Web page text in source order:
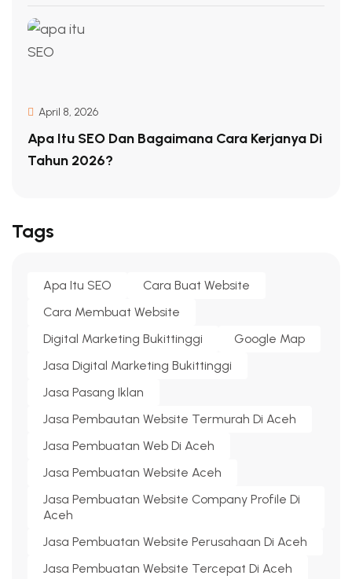
April 8, 2026
Apa Itu SEO Dan Bagaimana Cara Kerjanya Di
Tahun 2026?
Tags
Apa Itu SEO
Cara Buat Website
Cara Membuat Website
Digital Marketing Bukittinggi
Google Map
Jasa Digital Marketing Bukittinggi
Jasa Pasang Iklan
Jasa Pembautan Website Termurah Di Aceh
Jasa Pembuatan Web Di Aceh
Jasa Pembuatan Website Aceh
Jasa Pembuatan Website Company Profile Di
Aceh
Jasa Pembuatan Website Perusahaan Di Aceh
Jasa Pembuatan Website Tercepat Di Aceh